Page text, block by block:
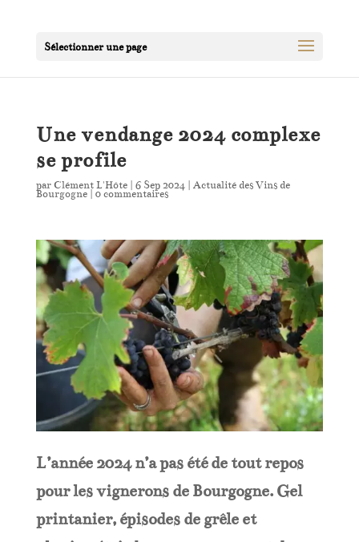
Sélectionner une page
Une vendange 2024 complexe
se profile
parClément L'Hôte| 6 Sep 2024| Actualité des Vins de
Bourgogne| 0 commentaires
L’année 2024 n’a pas été de tout repos
pour les vignerons de Bourgogne. Gel
printanier, épisodes de grêle et